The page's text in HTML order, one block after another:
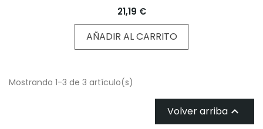
21,19 €
AÑADIR AL CARRITO
Mostrando 1-3 de 3 artículo(s)
Volver arriba 